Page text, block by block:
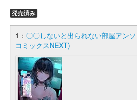
発売済み
1： 〇〇しないと出られない部屋アン
コミックスNEXT)